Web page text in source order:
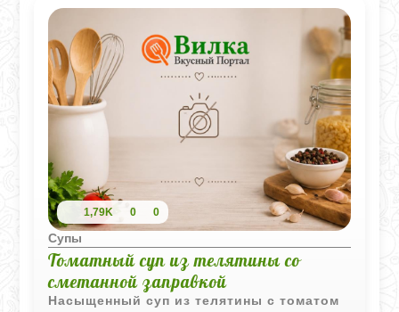
1,79K 0 0
Супы
Томатный суп из телятины со
сметанной заправкой
Насыщенный суп из телятины с томатом